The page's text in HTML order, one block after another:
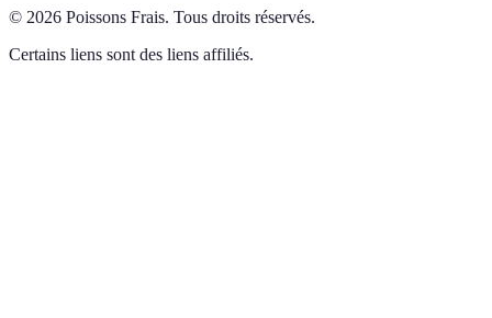
© 2026 Poissons Frais. Tous droits réservés.
Certains liens sont des liens affiliés.